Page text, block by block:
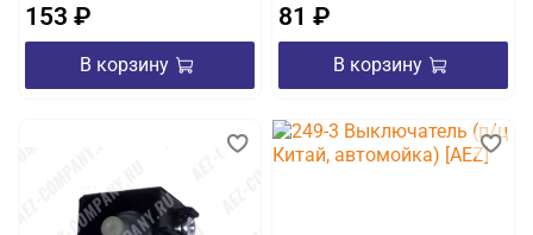
153 ₽
В корзину
81 ₽
В корзину